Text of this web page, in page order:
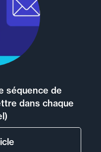
séquence de
dans chaque